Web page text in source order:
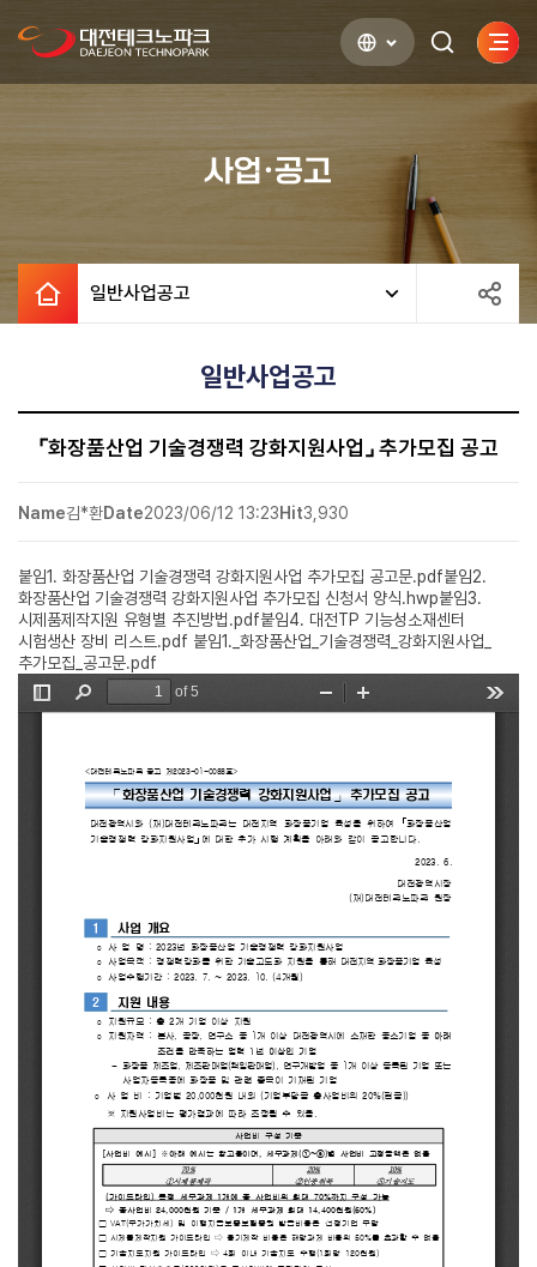
검색하기사이
열기
사업·공고
일반사업공고
일반사업공고
⌜화장품산업 기술경쟁력 강화지원사업⌟ 추가모집 공고
Name김*환Date2023/06/12 13:23Hit3,930
붙임1. 화장품산업 기술경쟁력 강화지원사업 추가모집 공고문.pdf붙임2.
화장품산업 기술경쟁력 강화지원사업 추가모집 신청서 양식.hwp붙임3.
시제품제작지원 유형별 추진방법.pdf붙임4. 대전TP 기능성소재센터
시험생산 장비 리스트.pdf 붙임1._화장품산업_기술경쟁력_강화지원사업_
추가모집_공고문.pdf